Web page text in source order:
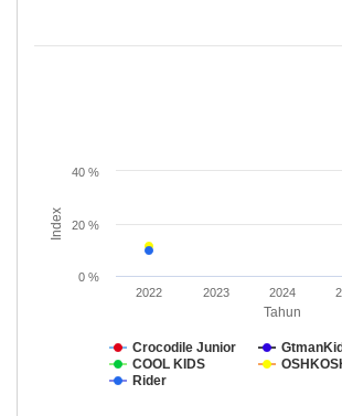
View as data table, Subkategori:
The chart has 1 X axis displaying Tahun.
The chart has 1 Y axis displaying Index.
Tahun
Index
Crocodile Junior
COOL KIDS
Rider
2022 2023 2024
0 %
20 %
40 %